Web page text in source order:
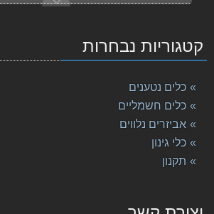
מקדח פטישון 28-460 Makita SDS מקיטה
179.00 ₪
קטגוריות נבחרות
כלים נטענים
כלים חשמליים
אביזרים נלווים
כלי גינון
תקנון